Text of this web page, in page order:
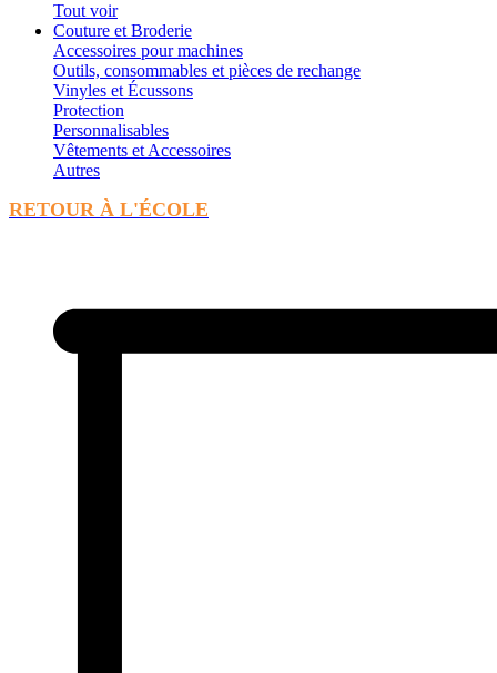
Tout voir
Couture et Broderie
Accessoires pour machines
Outils, consommables et pièces de rechange
Vinyles et Écussons
Protection
Personnalisables
Vêtements et Accessoires
Autres
RETOUR À L'ÉCOLE